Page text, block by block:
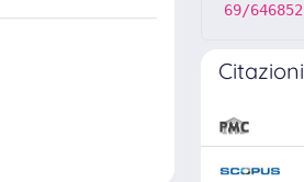
69/646852
Citazioni